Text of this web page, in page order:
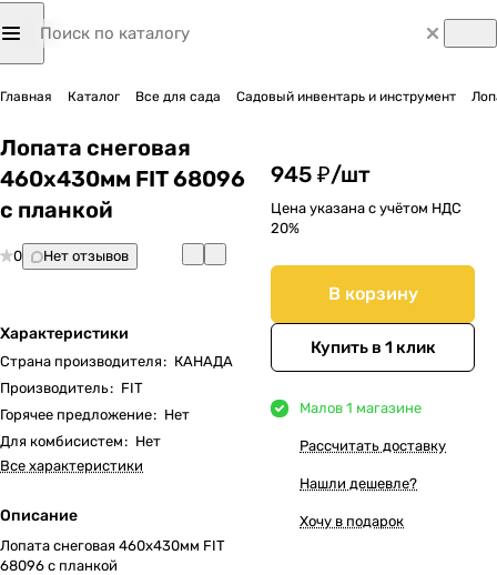
Главная Каталог Все для сада Садовый инвентарь и инструмент
Лопата снеговая
460х430мм FIT 68096
с планкой
0 Нет отзывов
Характеристики
Страна производителя: КАНАДА
Производитель: FIT
Горячее предложение: Нет
Для комбисистем: Нет
Все характеристики
Описание
Лопата снеговая 460х430мм FIT
68096 с планкой
945 ₽/шт
Цена указана с учётом НДС
20%
В корзину
Купить в 1 клик
Малов 1 магазине
Рассчитать доставку
Нашли дешевле?
Хочу в подарок